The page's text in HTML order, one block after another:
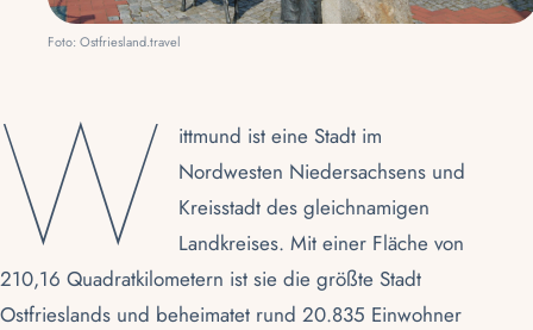
Foto: Ostfriesland.travel
W
ittmund ist eine Stadt im
Nordwesten Niedersachsens und
Kreisstadt des gleichnamigen
Landkreises. Mit einer Fläche von
210,16 Quadratkilometern ist sie die größte Stadt
Ostfrieslands und beheimatet rund 20.835 Einwohner